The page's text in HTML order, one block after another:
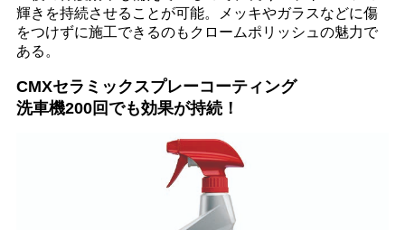
輝きを持続させることが可能。メッキやガラスなどに傷
をつけずに施工できるのもクロームポリッシュの魅力で
ある。
CMXセラミックスプレーコーティング
洗車機200回でも効果が持続！